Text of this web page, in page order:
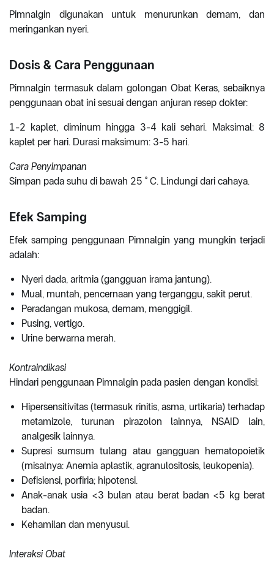
Pimnalgin digunakan untuk menurunkan demam, dan
meringankan nyeri.
Dosis & Cara Penggunaan
Pimnalgin termasuk dalam golongan Obat Keras, sebaiknya
penggunaan obat ini sesuai dengan anjuran resep dokter:
1-2 kaplet, diminum hingga 3-4 kali sehari. Maksimal: 8
kaplet per hari. Durasi maksimum: 3-5 hari.
Cara Penyimpanan
Simpan pada suhu di bawah 25 ° C. Lindungi dari cahaya.
Efek Samping
Efek samping penggunaan Pimnalgin yang mungkin terjadi
adalah:
Nyeri dada, aritmia (gangguan irama jantung).
Mual, muntah, pencernaan yang terganggu, sakit perut.
Peradangan mukosa, demam, menggigil.
Pusing, vertigo.
Urine berwarna merah.
Kontraindikasi
Hindari penggunaan Pimnalgin pada pasien dengan kondisi:
Hipersensitivitas (termasuk rinitis, asma, urtikaria) terhadap
metamizole, turunan pirazolon lainnya, NSAID lain,
analgesik lainnya.
Supresi sumsum tulang atau gangguan hematopoietik
(misalnya: Anemia aplastik, agranulositosis, leukopenia).
Defisiensi, porfiria; hipotensi.
Anak-anak usia <3 bulan atau berat badan <5 kg berat
badan.
Kehamilan dan menyusui.
Interaksi Obat